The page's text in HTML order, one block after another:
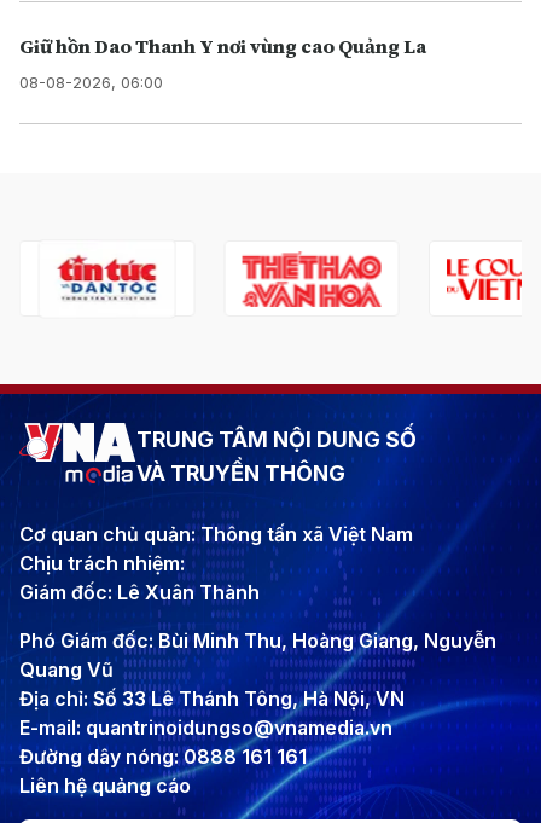
Giữ hồn Dao Thanh Y nơi vùng cao Quảng La
08-08-2026, 06:00
TRUNG TÂM NỘI DUNG SỐ
VÀ TRUYỀN THÔNG
Cơ quan chủ quản: Thông tấn xã Việt Nam
Chịu trách nhiệm:
Giám đốc: Lê Xuân Thành
Phó Giám đốc: Bùi Minh Thu, Hoàng Giang, Nguyễn
Quang Vũ
Địa chỉ: Số 33 Lê Thánh Tông, Hà Nội, VN
E-mail: quantrinoidungso@vnamedia.vn
Đường dây nóng: 0888 161 161
Liên hệ quảng cáo